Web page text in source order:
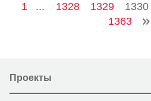
1 ... 1328 1329 1330
1363
Проекты